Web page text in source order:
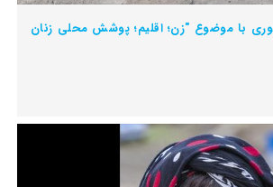
با موضوع "زن؛ اقلیم؛ پوشش محلی زنان